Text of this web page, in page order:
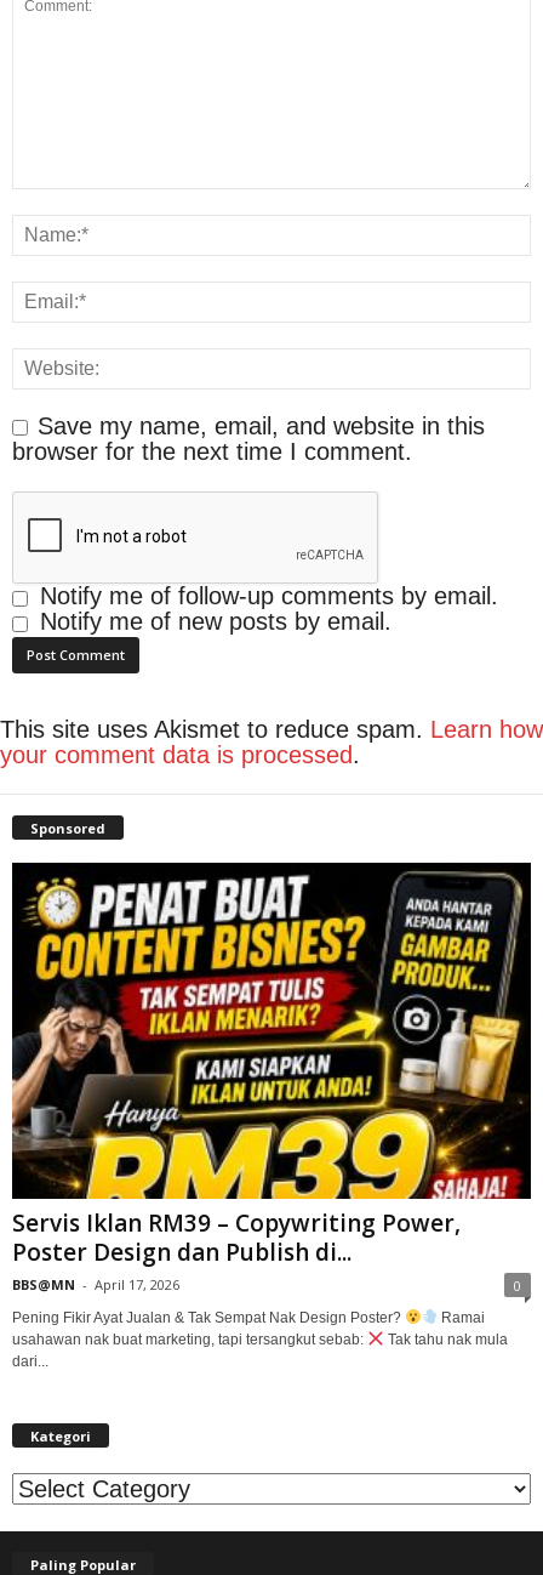
Save my name, email, and website in this
browser for the next time I comment.
Notify me of follow-up comments by email.
Notify me of new posts by email.
This site uses Akismet to reduce spam. Learn how
your comment data is processed.
Sponsored
Servis Iklan RM39 – Copywriting Power,
Poster Design dan Publish di...
BBS@MN - April 17, 2026 0
Pening Fikir Ayat Jualan & Tak Sempat Nak Design Poster?
Ramai
usahawan nak buat marketing, tapi tersangkut sebab:
Tak tahu nak mula
dari...
Kategori
Kategori
Paling Popular